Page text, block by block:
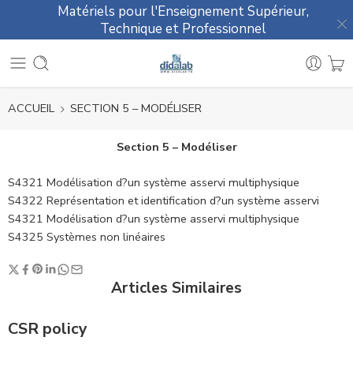
Matériels pour l'Enseignement Supérieur,
Technique et Professionnel
ACCUEIL SECTION 5 – MODÉLISER
Section 5 – Modéliser
S4321 Modélisation d?un système asservi multiphysique
S4322 Représentation et identification d?un système asservi
S4321 Modélisation d?un système asservi multiphysique
S4325 Systèmes non linéaires
Articles Similaires
CSR policy